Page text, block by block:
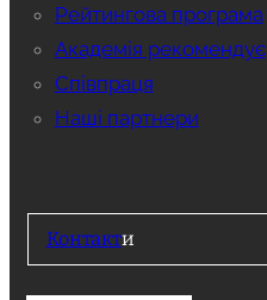
Рейтингова програма
Академія рекомендує
Співпраця
Наші партнери
Контакти